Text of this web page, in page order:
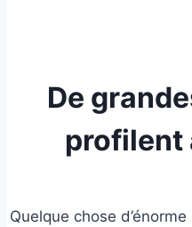
De
profilent
Quelque chose